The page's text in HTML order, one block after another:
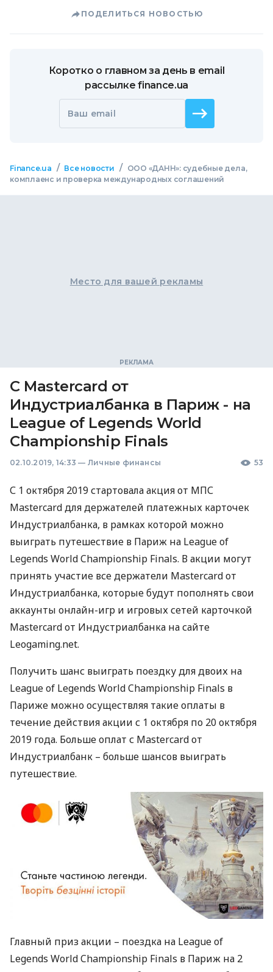
ПОДЕЛИТЬСЯ НОВОСТЬЮ
Коротко о главном за день в email
рассылке finance.ua
Ваш email
Finance.ua / Все новости /
ООО «ДАНН»: судебные дела,
комплаенс и проверка международных соглашений
Место для вашей рекламы
С Mastercard от
Индустриалбанка в Париж - на
League of Legends World
Championship Finals
02.10.2019, 14:33 — Личные финансы 53
С 1 октября 2019 стартовала акция от МПС
Mastercard для держателей платежных карточек
Индустриалбанка, в рамках которой можно
выиграть путешествие в Париж на League of
Legends World Championship Finals. В акции могут
принять участие все держатели Mastercard от
Индустриалбанка, которые будут пополнять свои
аккаунты онлайн-игр и игровых сетей карточкой
Mastercard от Индустриалбанка на сайте
Leogaming.net.
Получить шанс выиграть поездку для двоих на
League of Legends World Championship Finals в
Париже можно осуществляя такие оплаты в
течение действия акции с 1 октября по 20 октября
2019 года. Больше оплат с Mastercard от
Индустриалбанк – больше шансов выиграть
путешествие.
Главный приз акции – поездка на League of
Legends World Championship Finals в Париж на 2